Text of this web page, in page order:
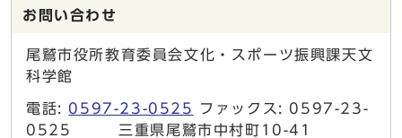
お問い合わせ
尾鷲市役所教育委員会文化・スポーツ振興課天文
科学館
電話: 0597-23-0525
ファックス: 0597-23-
0525 三重県尾鷲市中村町10-41